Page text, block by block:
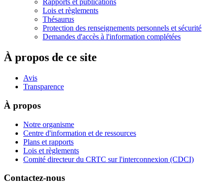
Rapports et publications
Lois et règlements
Thésaurus
Protection des renseignements personnels et sécurité
Demandes d'accès à l'information complétées
À propos de ce site
Avis
Transparence
À propos
Notre organisme
Centre d'information et de ressources
Plans et rapports
Lois et règlements
Comité directeur du CRTC sur l'interconnexion (CDCI)
Contactez-nous